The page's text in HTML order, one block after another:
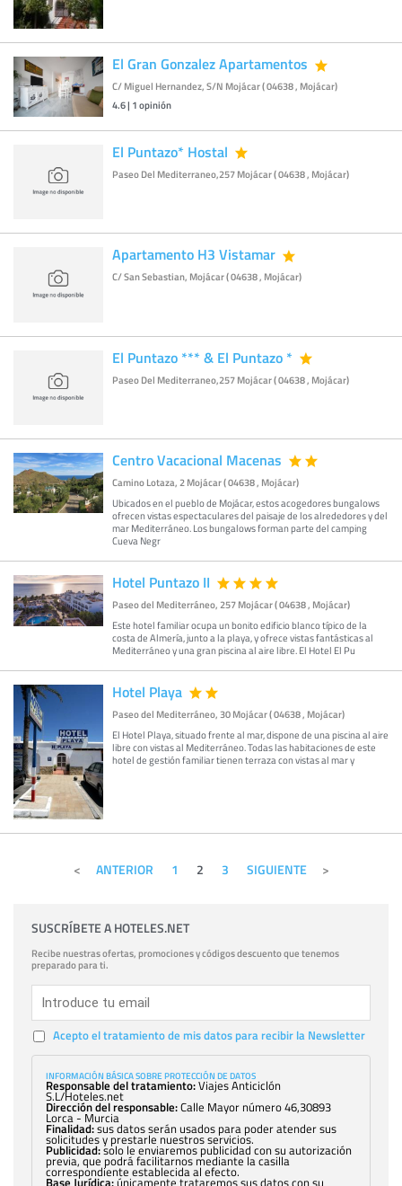
El Gran Gonzalez Apartamentos
C/ Miguel Hernandez, S/N Mojácar ( 04638 , Mojácar)
4.6| 1opinión
El Puntazo* Hostal
Paseo Del Mediterraneo,257 Mojácar ( 04638 , Mojácar)
Apartamento H3 Vistamar
C/ San Sebastian, Mojácar ( 04638 , Mojácar)
El Puntazo *** & El Puntazo *
Paseo Del Mediterraneo,257 Mojácar ( 04638 , Mojácar)
Centro Vacacional Macenas
Camino Lotaza, 2 Mojácar ( 04638 , Mojácar)
Ubicados en el pueblo de Mojácar, estos acogedores bungalows
ofrecen vistas espectaculares del paisaje de los alrededores y del
mar Mediterráneo. Los bungalows forman parte del camping
Cueva Negr
Hotel Puntazo II
Paseo del Mediterráneo, 257 Mojácar ( 04638 , Mojácar)
Este hotel familiar ocupa un bonito edificio blanco típico de la
costa de Almería, junto a la playa, y ofrece vistas fantásticas al
Mediterráneo y una gran piscina al aire libre. El Hotel El Pu
Hotel Playa
Paseo del Mediterráneo, 30 Mojácar ( 04638 , Mojácar)
El Hotel Playa, situado frente al mar, dispone de una piscina al aire
libre con vistas al Mediterráneo. Todas las habitaciones de este
hotel de gestión familiar tienen terraza con vistas al mar y
ANTERIOR 1 2 3 SIGUIENTE
SUSCRÍBETE A HOTELES.NET
Recibe nuestras ofertas, promociones y códigos descuento que tenemos
preparado para ti.
Acepto el tratamiento de mis datos para recibir la Newsletter
INFORMACIÓN BÁSICA SOBRE PROTECCIÓN DE DATOS
Responsable del tratamiento:Viajes Anticiclón
S.L/Hoteles.net
Dirección del responsable:Calle Mayor número 46,30893
Lorca - Murcia
Finalidad:sus datos serán usados para poder atender sus
solicitudes y prestarle nuestros servicios.
Publicidad:solo le enviaremos publicidad con su autorización
previa, que podrá facilitarnos mediante la casilla
correspondiente establecida al efecto.
Base Jurídica:únicamente trataremos sus datos con su